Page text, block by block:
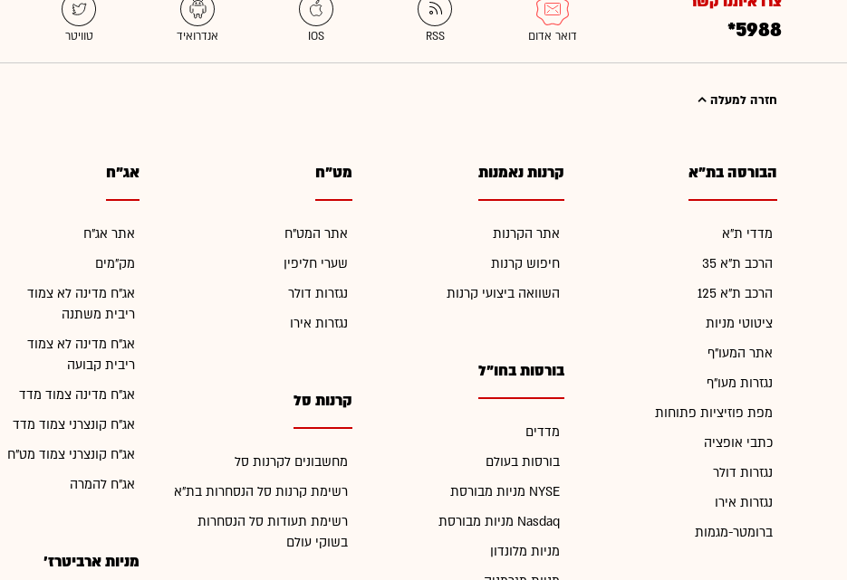
*5988
חזרה למעלה
הבורסה בת"א
מדדי ת"א
הרכב ת"א 35
הרכב ת"א 125
ציטוטי מניות
אתר המעו"ף
נגזרות מעו"ף
מפת פוזיציות פתוחות
כתבי אופציה
נגזרות דולר
נגזרות אירו
ברומטר-מגמות
קרנות נאמנות
אתר הקרנות
חיפוש קרנות
השוואה ביצועי קרנות
בורסות בחו"ל
מדדים
בורסות בעולם
מניות מבורסת NYSE
מניות מבורסת Nasdaq
מניות מלונדון
מט"ח
אתר המט"ח
שערי חליפין
נגזרות דולר
נגזרות אירו
קרנות סל
מחשבונים לקרנות סל
רשימת קרנות סל הנסחרות בת"א
רשימת תעודות סל הנסחרות
בשוקי עולם
אג"ח
אתר אג"ח
מק"מים
אג"ח מדינה לא צמוד
ריבית משתנה
אג"ח מדינה לא צמוד
ריבית קבועה
אג"ח מדינה צמוד מדד
אג"ח קונצרני צמוד מדד
אג"ח קונצרני צמוד מט"ח
אג"ח להמרה
מניות ארביטרז'